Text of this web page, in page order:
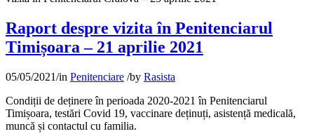
Raport despre vizita în Penitenciarul
Timișoara – 21 aprilie 2021
05/05/2021/in Penitenciare /by Rasista
Condiții de deținere în perioada 2020-2021 în Penitenciarul
Timișoara, testări Covid 19, vaccinare deținuți, asistență medicală,
muncă și contactul cu familia.